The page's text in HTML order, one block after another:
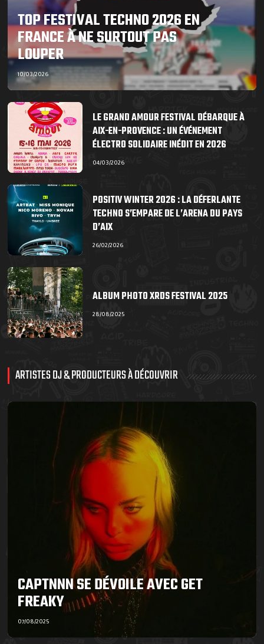
TOP FESTIVAL TECHNO 2026 EN
FRANCE À NE SURTOUT PAS
LOUPER
10/03/2026
LE GRAND AMOUR FESTIVAL DÉBARQUE À
AIX-EN-PROVENCE : UN ÉVÉNEMENT
ÉLECTRO SOLIDAIRE INÉDIT EN 2026
04/03/2026
POSITIV WINTER 2026 : LA DÉFERLANTE
TECHNO S’EMPARE DE L’ARENA DU PAYS
D’AIX
26/02/2026
ALBUM PHOTO XRDS FESTIVAL 2025
28/08/2025
ARTISTES DJ & PRODUCTEURS À DÉCOUVRIR
CAPTNNN SE DÉVOILE AVEC GET
FREAKY
07/08/2025